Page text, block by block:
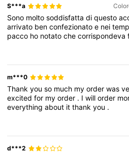
S***a
Sono moltosoddisfattadiquesto
arrivato benconfezionatoe nei
pacco ho notatochecorrispondeva
soprattuttoconsiderandoilprezzo
curate enon
primo utilizzo/ lavaggio
ilsuoaspetto originale.Lavestibilit
indicatesonorisultateaccurate,
riferimentoallaguidaalle taglie
tempoaccessibili,mainquesto
pienamenterispettate
m***0
Thankyouso much myorderwas
excitedfor myorder . Iwillorder
everythingabout itthankyou .
d***2